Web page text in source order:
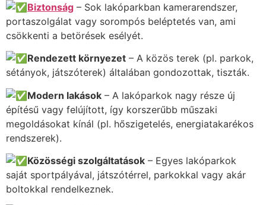
Biztonság – Sok lakóparkban kamerarendszer,
portaszolgálat vagy sorompós beléptetés van, ami
csökkenti a betörések esélyét.
Rendezett környezet – A közös terek (pl. parkok,
sétányok, játszóterek) általában gondozottak, tiszták.
Modern lakások – A lakóparkok nagy része új
építésű vagy felújított, így korszerűbb műszaki
megoldásokat kínál (pl. hőszigetelés, energiatakarékos
rendszerek).
Közösségi szolgáltatások – Egyes lakóparkok
saját sportpályával, játszótérrel, parkokkal vagy akár
boltokkal rendelkeznek.